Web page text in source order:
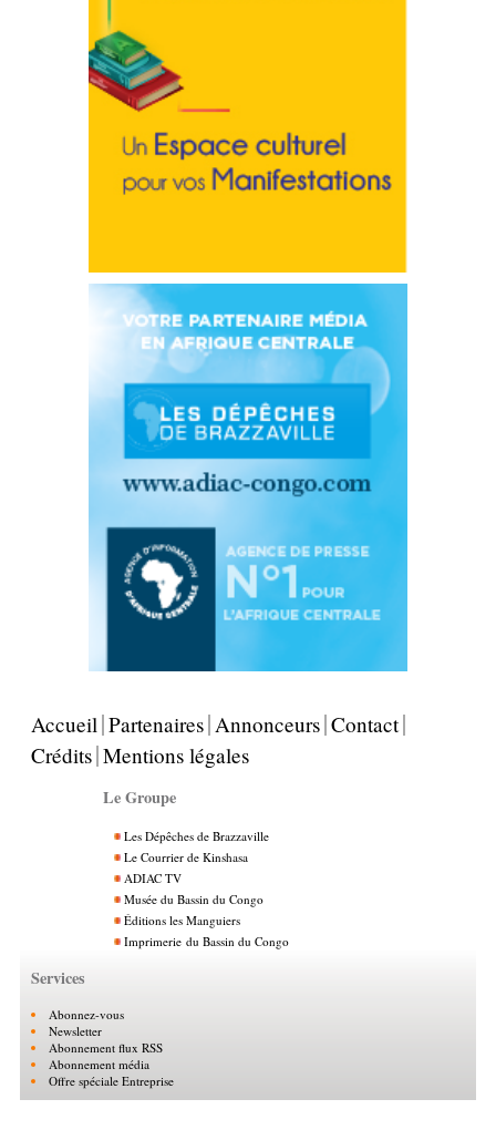
Accueil Partenaires Annonceurs Contact
Crédits Mentions légales
Le Groupe
Les Dépêches de Brazzaville
Le Courrier de Kinshasa
ADIAC TV
Musée du Bassin du Congo
Éditions les Manguiers
Imprimerie du Bassin du Congo
Services
Abonnez-vous
Newsletter
Abonnement flux RSS
Abonnement média
Offre spéciale Entreprise